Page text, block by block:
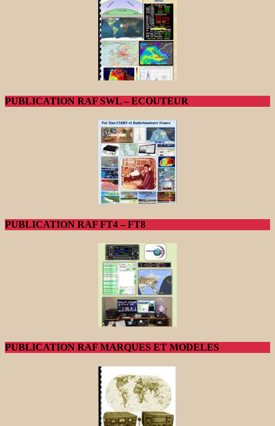
PUBLICATION RAF SWL – ECOUTEUR
PUBLICATION RAF FT4 – FT8
PUBLICATION RAF MARQUES ET MODELES